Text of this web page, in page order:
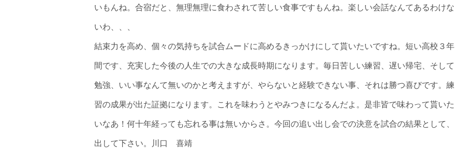
いもんね。合宿だと、 無理無理に食わされて苦しい食事ですもんね。 楽しい会話なんてあるわけな
いわ、、、
結束力を高め、 個々の気持ちを試合ムードに高めるきっかけにして貰いたいですね。短い高校３年
間です、 充実した今後の人生での大きな成長時期になります。 毎日苦しい練習、遅い帰宅、そして
勉強、 いい事なんて無いのかと考えますが、やらないと経験できない事、 それは勝つ喜びです。練
習の成果が出た証拠になります。 これを味わうとやみつきになるんだよ。 是非皆で味わって貰いた
いなあ！ 何十年経っても忘れる事は無いからさ。 今回の追い出し会での決意を試合の結果として、
出して下さい。川口 喜靖